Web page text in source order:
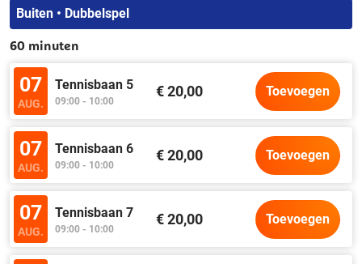
Buiten • Dubbelspel
60 minuten
07
AUG.
Tennisbaan 5
09:00 - 10:00
€ 20,00 Toevoegen
07
AUG.
Tennisbaan 6
09:00 - 10:00
€ 20,00 Toevoegen
07
AUG.
Tennisbaan 7
09:00 - 10:00
€ 20,00 Toevoegen